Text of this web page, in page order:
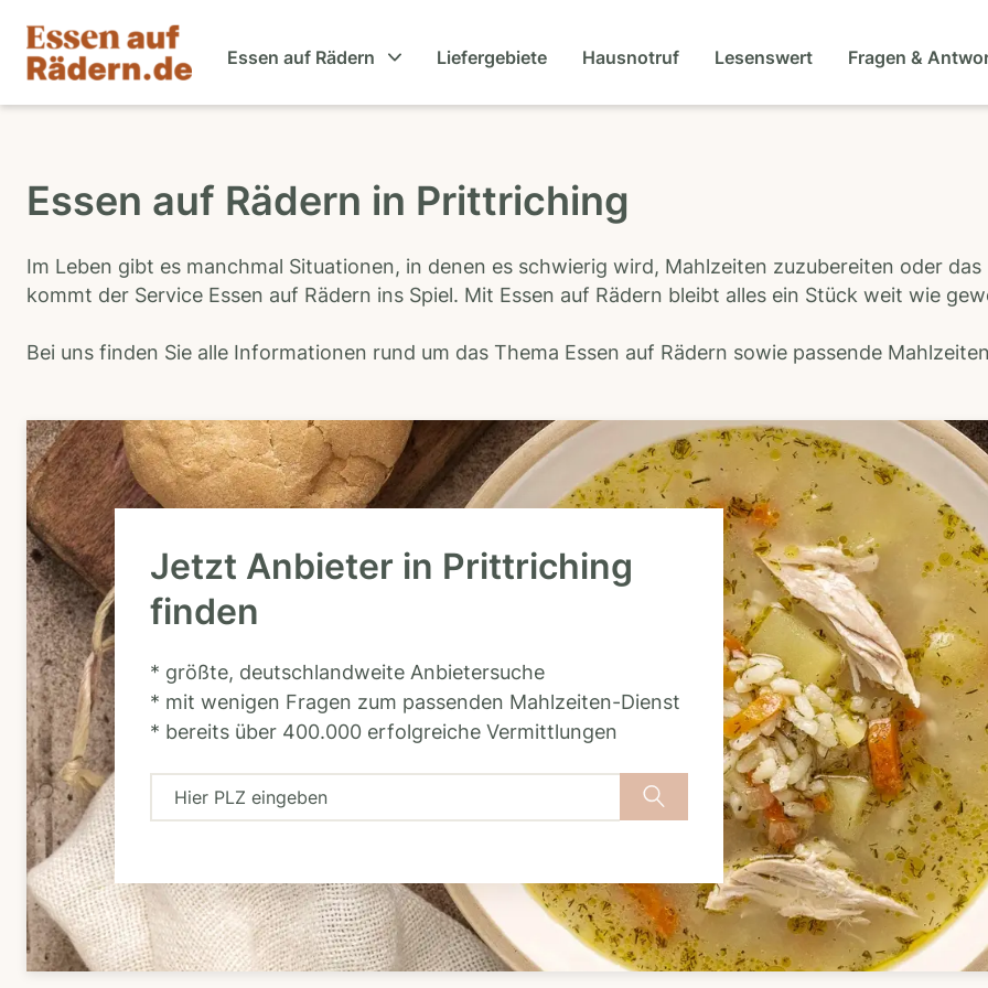
Essen auf Rädern Liefergebiete Hausnotruf Lesenswert Fragen &
Essen auf Rädern in Prittriching
Im Leben gibt es manchmal Situationen, in denen es schwierig wird, Mahlzeiten zuzubereiten oder
kommt der Service Essen auf Rädern ins Spiel. Mit Essen auf Rädern bleibt alles ein Stück weit wie
Bei uns finden Sie alle Informationen rund um das Thema Essen auf Rädern sowie passende
Jetzt Anbieter in Prittriching
finden
* größte, deutschlandweite Anbietersuche
* mit wenigen Fragen zum passenden Mahlzeiten-Dienst
* bereits über 400.000 erfolgreiche Vermittlungen
H
r
P
L